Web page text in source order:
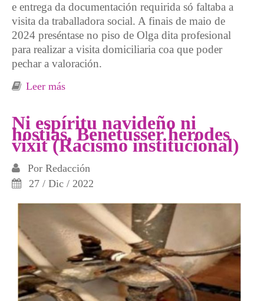
e entrega da documentación requirida só faltaba a
visita da traballadora social. A finais de maio de
2024 preséntase no piso de Olga dita profesional
para realizar a visita domiciliaria coa que poder
pechar a valoración.
Leer más
Ni espíritu navideño ni
hostias, Benetusser herodes
vixit (Racismo institucional)
Por Redacción
27 / Dic / 2022